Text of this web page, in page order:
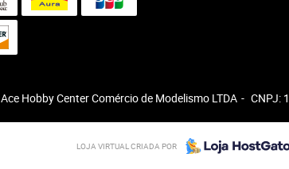
Ace Hobby Center Comércio de Modelismo LTDA CNPJ:
LOJA VIRTUAL CRIADA POR